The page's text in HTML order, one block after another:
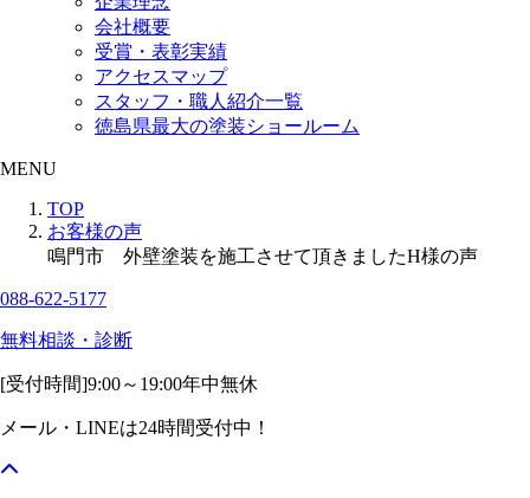
会社概要
受賞・表彰実績
アクセスマップ
スタッフ・職人紹介一覧
徳島県最大の塗装ショールーム
MENU
TOP
お客様の声
鳴門市 外壁塗装を施工させて頂きましたH様の声
088-622-5177
無料相談・診断
[受付時間]9:00～19:00年中無休
メール・LINEは24時間受付中！